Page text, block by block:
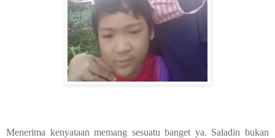
Menerima kenyataan memang sesuatu banget ya. Saladin bukan